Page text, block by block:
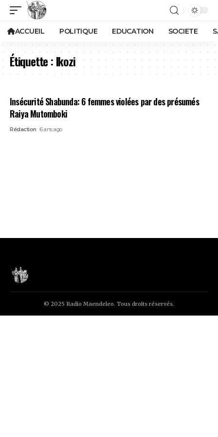
ACCUEIL POLITIQUE EDUCATION SOCIETE
Étiquette :Ikozi
Insécurité Shabunda: 6 femmes violées par des présumés
Raiya Mutomboki
Rédaction 6 ans ago
© 2025 Radio Maendeleo. Tous droits réservés.